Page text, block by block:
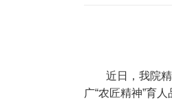
近日，我院
广“农匠精神”育